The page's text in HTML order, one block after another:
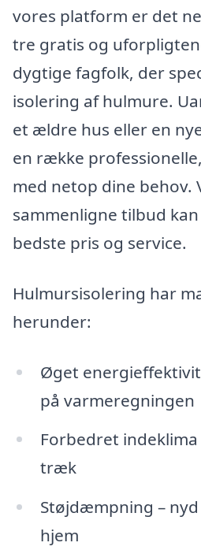
vores platform er det
tre gratis og
dygtige fagfolk, der
isolering af hulmure.
et ældre hus eller en
en række
med netop dine behov.
sammenligne tilbud
bedste pris og service.
Hulmursisolering har
herunder:
Øget
på varmeregningen
Forbedret
træk
Støjdæmpning –
hjem